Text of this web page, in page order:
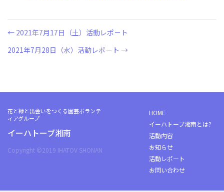
投
ナ
ビ
ゲ
ー
← 2021年7月17日（土）活動レポ－ト
2021年7月28日（水）活動レポ－ト →
花と緑と出会いをつくる園芸ボランテ
ィアグループ
イーハトーブ湘南
Copyright ©2019 IHATOV SHONAN
HOME
イーハトーブ湘南とは?
活動内容
お知らせ
活動レポート
お問い合わせ